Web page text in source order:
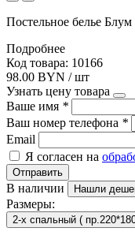
Постельное белье Блум
Подробнее
Код товара: 10166
98.00 BYN / шт
Узнать цену товара
Ваше имя *
Ваш номер телефона *
Email
Я согласен на
Отправить
В наличии Нашли
Размеры:
2-х спальный (